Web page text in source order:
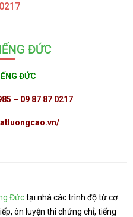
ĐỨC
ĐỨC
– 09 87 87 0217
Đứctại nhà các trình độ từ cơ
ôn luyện thi chứng chỉ, tiếng